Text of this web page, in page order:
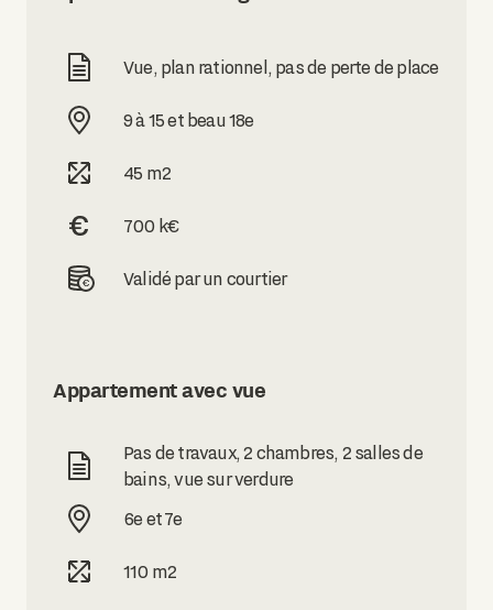
Vue, plan rationnel, pas de perte de place
9 à 15 et beau 18e
45 m2
700 k€
Validé par un courtier
Appartement avec vue
Pas de travaux, 2 chambres, 2 salles de
bains, vue sur verdure
6e et 7e
110 m2